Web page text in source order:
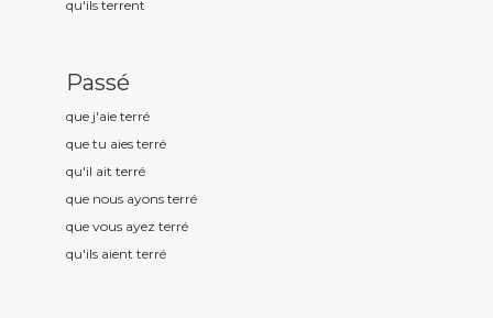
qu'ils terrent
Passé
que j'aie terré
que tu aies terré
qu'il ait terré
que nous ayons terré
que vous ayez terré
qu'ils aient terré